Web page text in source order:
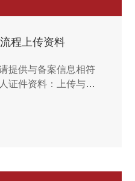
程上传资料
提供与备案信息相符
证件资料：上传与备
件电子版资料。单位
、打印，用黑色签字